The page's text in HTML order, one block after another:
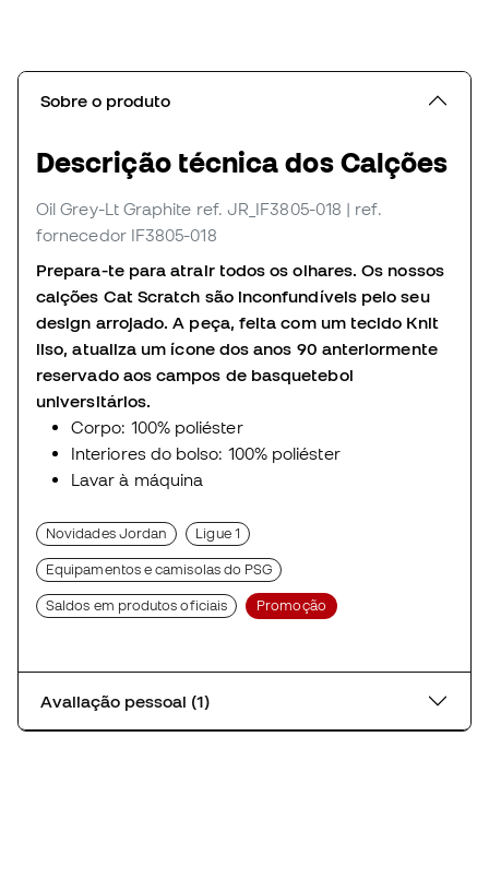
Sobre o produto
Descrição técnica dos Calções
Oil Grey-Lt Graphite ref. JR_IF3805-018 | ref.
fornecedor IF3805-018
Prepara-te para atrair todos os olhares. Os nossos
calções Cat Scratch são inconfundíveis pelo seu
design arrojado. A peça, feita com um tecido Knit
liso, atualiza um ícone dos anos 90 anteriormente
reservado aos campos de basquetebol
universitários.
Corpo: 100% poliéster
Interiores do bolso: 100% poliéster
Lavar à máquina
Novidades Jordan Ligue 1
Equipamentos e camisolas do PSG
Saldos em produtos oficiais Promoção
Avaliação pessoal (1)